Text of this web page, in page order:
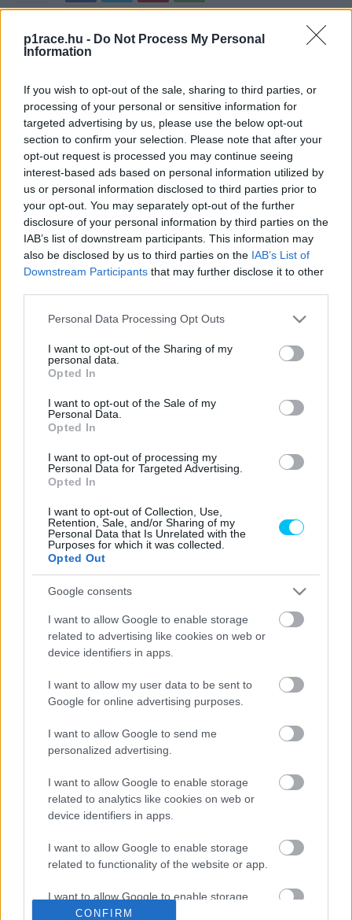
p1race.hu - Do Not Process My Personal
Information
If you wish to opt-out of the sale, sharing to third parties, or
processing of your personal or sensitive information for
targeted advertising by us, please use the below opt-out
section to confirm your selection. Please note that after your
opt-out request is processed you may continue seeing
interest-based ads based on personal information utilized by
us or personal information disclosed to third parties prior to
your opt-out. You may separately opt-out of the further
disclosure of your personal information by third parties on the
IAB’s list of downstream participants. This information may
also be disclosed by us to third parties on the IAB’s List of
Downstream Participants that may further disclose it to other
Please note that this website/app uses one or more Google
not limited to your visit or usage behaviour. You may click to
grant or deny consent to Google and its third-party tags to
use your data for below specified purposes in below Google
consent section.
Personal Data Processing Opt Outs
I want to opt-out of the Sharing of my
personal data.
Opted In
I want to opt-out of the Sale of my
Personal Data.
Opted In
I want to opt-out of processing my
Personal Data for Targeted Advertising.
Opted In
I want to opt-out of Collection, Use,
Retention, Sale, and/or Sharing of my
Personal Data that Is Unrelated with the
Purposes for which it was collected.
Opted Out
Google consents
I want to allow Google to enable storage
related to advertising like cookies on web or
device identifiers in apps.
I want to allow my user data to be sent to
Google for online advertising purposes.
I want to allow Google to send me
personalized advertising.
I want to allow Google to enable storage
related to analytics like cookies on web or
device identifiers in apps.
I want to allow Google to enable storage
related to functionality of the website or app.
I want to allow Google to enable storage
related to personalization.
CONFIRM
- Hirdetés -
fel. Képes lesz-e az MV Agusta kimászni a gödörből és
felvenni a harcot a legjobbakkal?
Az MV Agusta Forward Racing csapat tavaly Lorenzo
Baldassarival és Simone Corsival vágott neki a szezonnak a
Moto2-ben. A két rutinos olasz közül Corsi végzett előrébb
a pontversenyben, de ő is csak a 24. helyet csípte el 16
szerzett ponttal. Honfitársa 31. lett. A tavalyi volt a
azonban Baldassari helyett a spanyol Marcos Ramirez
erősíti majd az istállót. A fiatal olasz a Supersport VB-n
Mindkét pilóta megosztotta gondolatait az idei szezonra
vonatkozóan, szavaikat a Speedweek.com idézi:
„Nagyon örülök, hogy hamarosan kezdődik a szezon.”
színvilágára, és nagyon boldog vagyok, hogy újra
felülhettem az F2-esemre a teszteken. A csapat nagyon
keményen dolgozott télen, kivettem a részem a
szélcsatornás tesztből is. Nagyon sokat edzettem és
örülnék egy jó világbajnoki idénynek. Az egész csapatnak
egyetlen célja van: szeretnénk az MV Agustát visszahozni
a dobogóra.”
Korábban – még a 250 köbcentis érában – az MV Agusta
1955 és 1961 között öt alkalommal nyerte meg a
- Advertisement -
Marcos Ramirez is pozitívan várja az idénykezdést:
„Nagyon motivált vagyok, és már előre örülök a katari
szezonnyitónak. Szeretném, ha minél hamarabb
bizonyítani tudnék. Remélem, hogy a csapat, Simone és